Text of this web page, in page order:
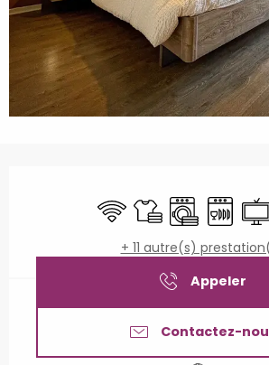
WiFi Draps et linge
Lave linge
Lave
+ 11 autre(s)
Appeler
Contactez-